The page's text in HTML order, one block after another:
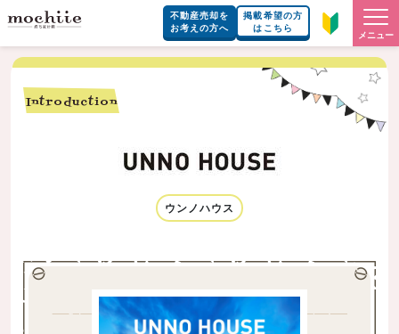
不動産売却を
お考えの方へ
掲載希望の方
はこちら
メニュー
Introduction
ウンノハウス